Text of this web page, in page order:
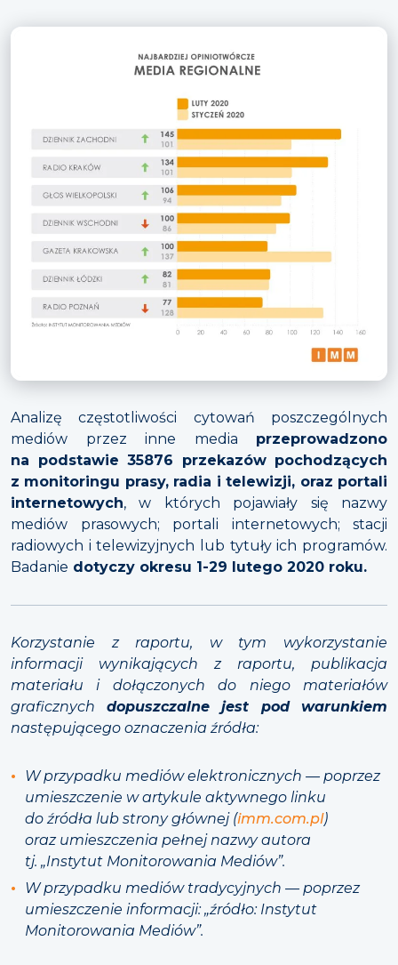
Analizę częstotliwości cytowań poszczególnych
mediów przez inne media przeprowadzono
na podstawie 35876 przekazów pochodzących
z monitoringu prasy, radia i telewizji, oraz portali
internetowych, w których pojawiały się nazwy
mediów prasowych; portali internetowych; stacji
radiowych i telewizyjnych lub tytuły ich programów.
Badanie dotyczy okresu 1-29 lutego 2020 roku.
Korzystanie z raportu, w tym wykorzystanie
informacji wynikających z raportu, publikacja
materiału i dołączonych do niego materiałów
graficznych dopuszczalne jest pod warunkiem
następującego oznaczenia źródła:
W przypadku mediów elektronicznych — poprzez
umieszczenie w artykule aktywnego linku
do źródła lub strony głównej (imm.com.pl)
oraz umieszczenia pełnej nazwy autora
tj. „Instytut Monitorowania Mediów”.
W przypadku mediów tradycyjnych — poprzez
umieszczenie informacji: „źródło: Instytut
Monitorowania Mediów”.